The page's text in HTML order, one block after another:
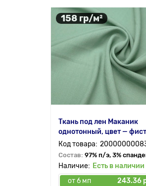
158 гр/м²
Ткань под лен Маканик
однотонный, цвет —
Состав: 97% п/э, 3%
Есть в наличии
от 6 мп
243.36